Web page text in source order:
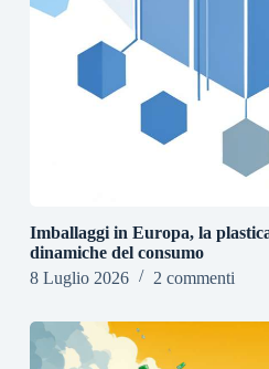
Imballaggi in Europa, la
dinamiche del consumo
8 Luglio 2026
2 commenti